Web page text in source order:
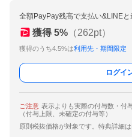
全額PayPay残高で支払い&LINEと
獲得 5% （262pt）
獲得のうち4.5%は利用先・期間限定
ログイ
ご注意 表示よりも実際の付与数・付
（付与上限、未確定の付与等）
原則税抜価格が対象です。特典詳細